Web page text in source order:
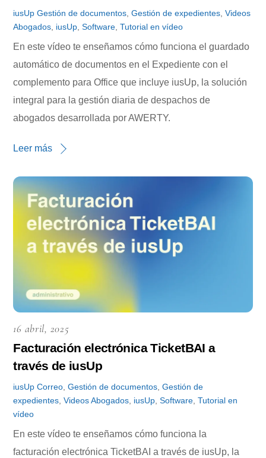
iusUp Gestión de documentos ,Gestión de expedientes ,Videos
Abogados iusUp ,Software ,Tutorial en vídeo
En este vídeo te enseñamos cómo funciona el guardado
automático de documentos en el Expediente con el
complemento para Office que incluye iusUp, la solución
integral para la gestión diaria de despachos de
abogados desarrollada por AWERTY.
Leer más
16 abril, 2025
Facturación electrónica TicketBAI a
través de iusUp
iusUp Correo ,Gestión de documentos ,Gestión de
expedientes ,Videos Abogados iusUp ,Software ,Tutorial en
vídeo
En este vídeo te enseñamos cómo funciona la
facturación electrónica TicketBAI a través de iusUp, la